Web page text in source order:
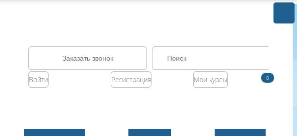
Заказать звонок
Войти Регистрация Мои курсы 0